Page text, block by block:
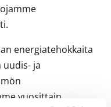
energiatehokkaita
uudis- ja
vuosittain